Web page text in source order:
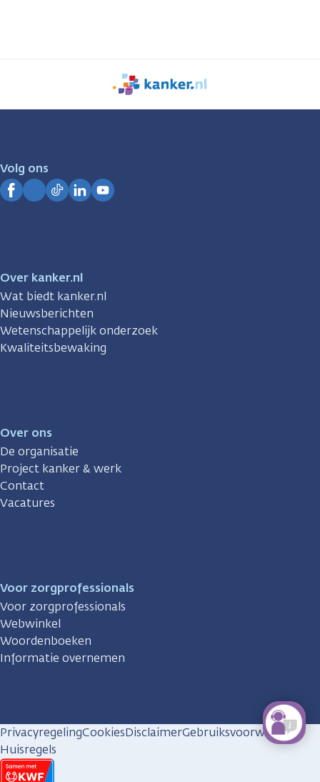
We
zijn
Volg ons
Over kanker.nl
Wat biedt kanker.nl
Nieuwsberichten
Wetenschappelijk onderzoek
Kwaliteitsbewaking
Over ons
De organisatie
Project kanker & werk
Contact
Vacatures
Voor zorgprofessionals
Voor zorgprofessionals
Webwinkel
Woordenboeken
Informatie overnemen
PrivacyregelingCookiesDisclaimerGebruiksvoorwaarden
Huisregels